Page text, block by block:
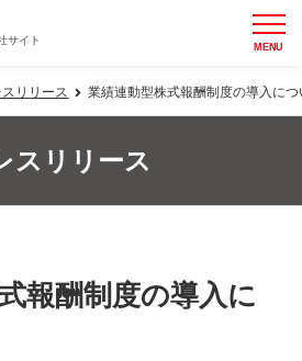
サイト MENU
スリリース 業績連動型株式報酬制度の導入につ
スリリース
報酬制度の導入に